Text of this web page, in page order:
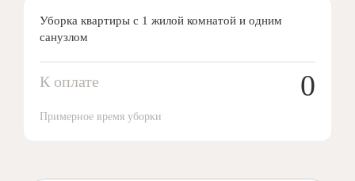
Уборка квартиры с 1 жилой комнатой и одним
санузлом
К оплате 0
Примерное время уборки